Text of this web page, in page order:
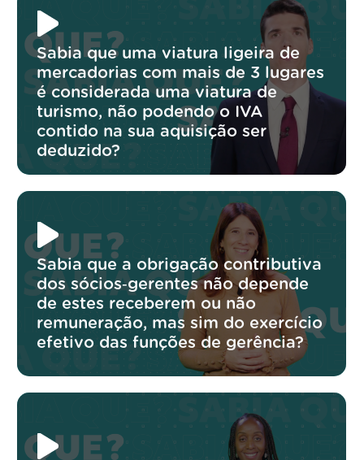
Sabia que uma viatura ligeira de
mercadorias com mais de 3 lugares
é considerada uma viatura de
turismo, não podendo o IVA
contido na sua aquisição ser
deduzido?
Sabia que a obrigação contributiva
dos sócios‑gerentes não depende
de estes receberem ou não
remuneração, mas sim do exercício
efetivo das funções de gerência?